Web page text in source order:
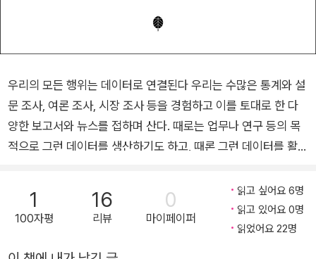
우리의 모든 행위는 데이터로 연결된다 우리는 수많은 통계와 설
문 조사, 여론 조사, 시장 조사 등을 경험하고 이를 토대로 한 다
양한 보고서와 뉴스를 접하며 산다. 때로는 업무나 연구 등의 목
적으로 그런 데이터를 생산하기도 하고, 때론 그런 데이터를 활용
서나 보고서를 검토한 후, 앞으로의 정책이나 사업 방향을 결정해
야 할 수도 있다. ⟪증거의 오류⟫ 저자인 하워드 베커는 70년이
넘게 세계적인 사회학자로 활동해온 자신의 경험을 토대로, 바로
1
100자평
16
리뷰
0
마이페이퍼
읽고 싶어요 6명
읽고 있어요 0명
읽었어요 22명